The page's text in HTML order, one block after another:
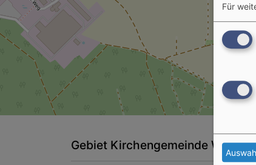
Gebiet Kirchengemeinde
Für